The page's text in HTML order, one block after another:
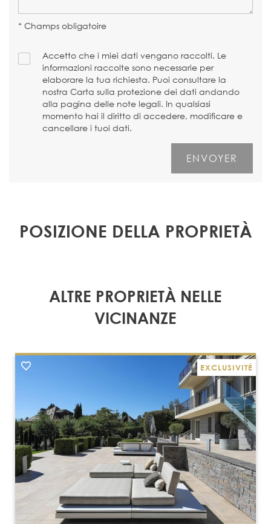
* Champs obligatoire
Accetto che i miei dati vengano raccolti. Le
informazioni raccolte sono necessarie per
elaborare la tua richiesta. Puoi consultare la
nostra Carta sulla protezione dei dati andando
alla pagina delle note legali. In qualsiasi
momento hai il diritto di accedere, modificare e
cancellare i tuoi dati.
POSIZIONE DELLA PROPRIETÀ
ALTRE PROPRIETÀ NELLE
VICINANZE
EXCLUSIVITÉ